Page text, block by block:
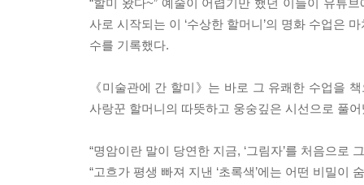
“할미 왔다~” 예술이 어렵기만 했던 이들이 유튜
사로 시작되는 이 ‘수상한 할머니’의 명화 수업은
수를 기록했다.
《미술관에 간 할미》는 바로 그 유쾌한 수업을
사랑꾼 할머니의 따뜻하고 웅숭깊은 시선으로 풀
“명암이란 말이 당연한 지금, ‘그림자’를 처음으로
“고흐가 평생 빠져 지낸 ‘초록색’에는 어떤 비밀이